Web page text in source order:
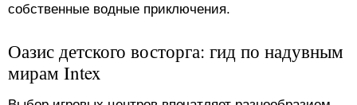
собственные водные приключения.
Оазис детского восторга: гид по надувным
мирам Intex